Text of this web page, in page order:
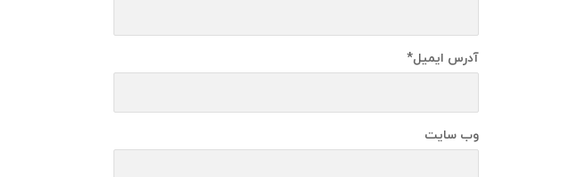
آدرس ایمیل*
وب سایت